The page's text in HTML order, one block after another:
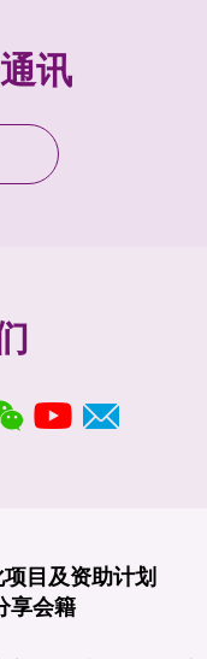
讯
项目及资助计划
享会籍